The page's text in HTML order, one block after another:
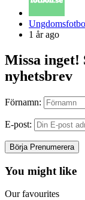
Posted
by
1 år ago
Missa inget!
nyhetsbrev
Förnamn:
E-post:
You might like
Our favourites